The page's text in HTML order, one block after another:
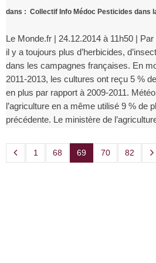
dans : Collectif Info Médoc Pesticides dans
Le Monde.fr | 24.12.2014 à 11h50 |
il y a toujours plus d’herbicides,
dans les campagnes françaises. En
2011-2013, les cultures ont reçu 5 %
en plus par rapport à 2009-2011.
l’agriculture en a même utilisé 9 % de
précédente. Le ministère de
1 68 69 70 82